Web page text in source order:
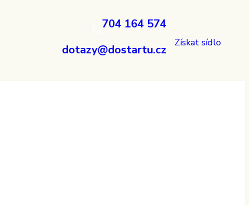
704 164 574
dotazy@dostartu.cz
Získat sídlo